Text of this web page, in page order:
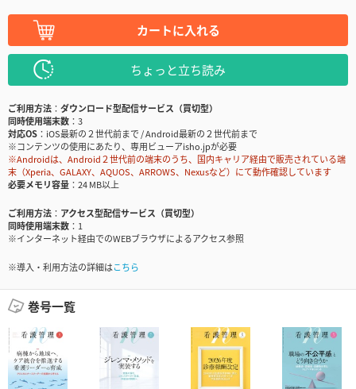
カートに入れる
ちょっと立ち読み
ご利用方法
ダウンロード型配信サービス（買切型）
同時使用端末数
3
対応OS
iOS最新の２世代前まで / Android最新の２世代前まで
※コンテンツの使用にあたり、専用ビューアisho.jpが必要
※Androidは、Android２世代前の端末のうち、国内キャリア経由で販売されている端
末（Xperia、GALAXY、AQUOS、ARROWS、Nexusなど）にて動作確認しています
必要メモリ容量
24 MB以上
ご利用方法
アクセス型配信サービス（買切型）
同時使用端末数
1
※インターネット経由でのWEBブラウザによるアクセス参照
※導入・利用方法の詳細はこちら
巻号一覧